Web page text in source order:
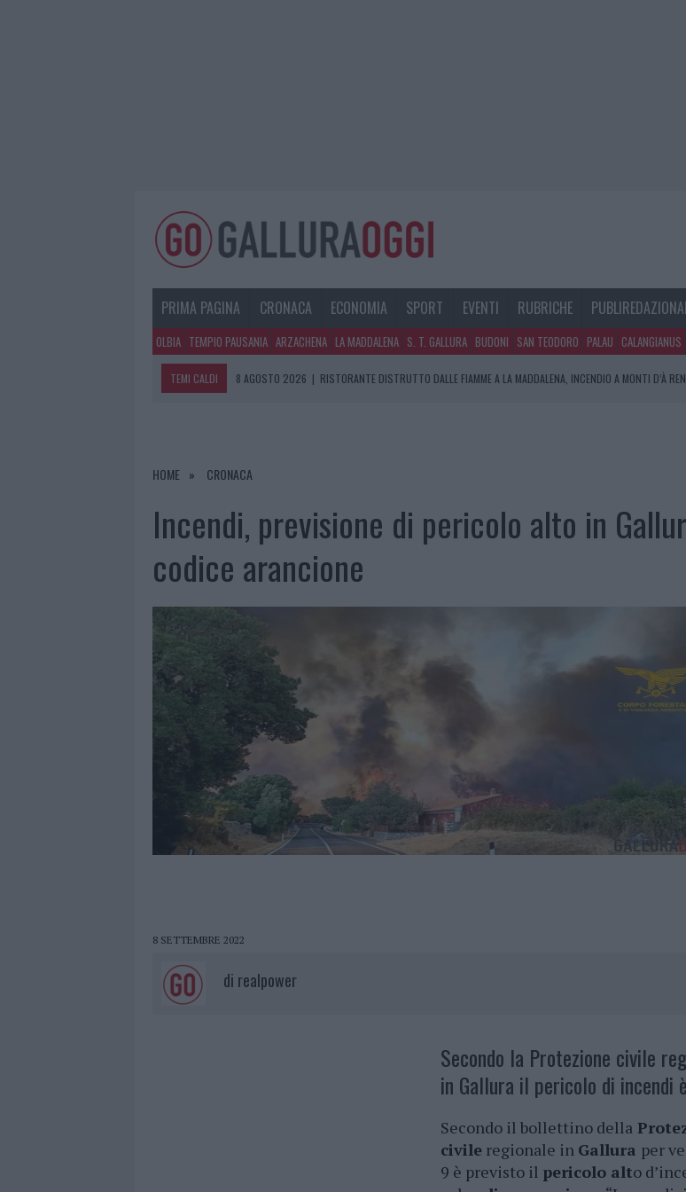
PRIMA PAGINA CRONACA ECONOMIA SPORT EVENTI RUBRICHE
OLBIA TEMPIO PAUSANIA ARZACHENA LA MADDALENA S. T. GALLURA BUDONI SAN TEODORO PALAU CALANGIANUS
TEMI CALDI 8 AGOSTO 2026 | RISTORANTE DISTRUTTO DALLE FIAMME A LA MADDALENA, INCENDIO A MONTI D’À
7 AGOSTO 2026
|
HOME CRONACA
Incendi, previsione di pericolo alto in
codice arancione
8 SETTEMBRE 2022
di realpower
Secondo la Protezione civile
in Gallura il pericolo di incendi
Secondo il bollettino della
civile regionale in Gallura per
9 è previsto il pericolo alto